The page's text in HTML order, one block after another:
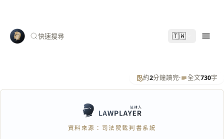
快速搜尋 🇹🇼
約2分鐘讀完· 全文730字
資料來源：司法院裁判書系統